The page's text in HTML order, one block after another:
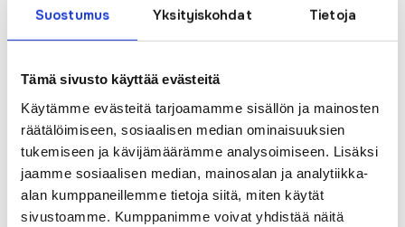
Suostumus Yksityiskohdat Tietoja
Tämä sivusto käyttää evästeitä
Käytämme evästeitä tarjoamamme sisällön ja mainosten
räätälöimiseen, sosiaalisen median ominaisuuksien
tukemiseen ja kävijämäärämme analysoimiseen. Lisäksi
jaamme sosiaalisen median, mainosalan ja analytiikka-
alan kumppaneillemme tietoja siitä, miten käytät
sivustoamme. Kumppanimme voivat yhdistää näitä
ja Ruotasen kyläyhdistyksen järjestämillä
Kasvoton viestintä netissä tuo mukanaan myös omat
vaaransa. Esimerkiksi pelimaailmassa nimimerkin kautta
viestintä toista kohtaan voi olla huomattavasti tylympää
kuin se olisi kasvotusten. Kyse voi olla jopa
rikosoikeudellisesti rangaistavasta kunnianloukkauksesta,
jos toiseen kohdistaa halveksuntaa tai toisesta esittää